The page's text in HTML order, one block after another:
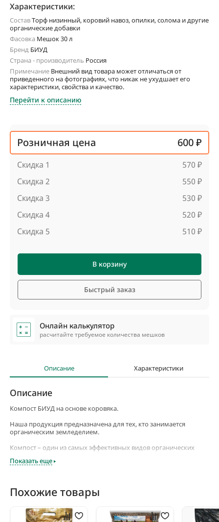
Характеристики:
СоставТорф низинный, коровий навоз, опилки, солома и другие
органические добавки
Фасовка Мешок 30 л
Бренд БИУД
Страна - производитель Россия
Примечание Внешний вид товара может отличаться от
приведенного на фотографиях, что никак не ухудшает его
характеристики, свойства и качество.
Перейти к описанию
Розничная цена 600 ₽
Скидка 1
570 ₽
Скидка 2
550 ₽
Скидка 3
530 ₽
Скидка 4
520 ₽
Скидка 5
510 ₽
В корзину
Быстрый заказ
Онлайн калькулятор
расчитайте требуемое количества мешков
Описание Характеристики
Описание
Компост БИУД на основе коровяка.
Наша продукция предназначена для тех, кто занимается
органическим земледелием.
Компост – один из самых эффективных видов органических
созданном оборудовании.
подвергается ускоренной ферментации и термической
обработке при температуре 65-75 градусов в присутствии
Перепревание компоста при этой температуре осуществляется
Показать еще
Похожие товары